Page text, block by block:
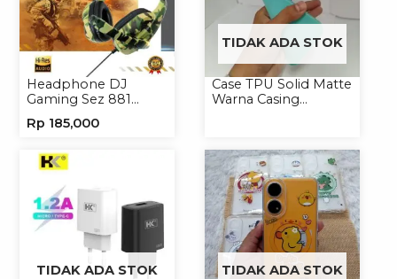
Headphone DJ
Gaming Sez 881
Headset
Rp 185,000
TIDAK ADA STOK
Case TPU Solid Matte
Warna Casing
TIDAK ADA STOK TIDAK ADA STOK